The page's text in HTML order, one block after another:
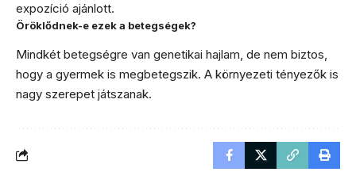
expozíció ajánlott.
Öröklődnek-e ezek a betegségek?
Mindkét betegségre van genetikai hajlam, de nem biztos,
hogy a gyermek is megbetegszik. A környezeti tényezők is
nagy szerepet játszanak.